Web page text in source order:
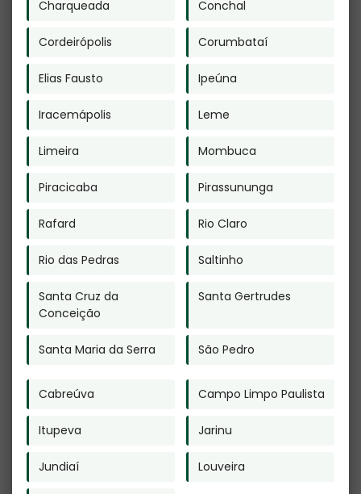
Charqueada Conchal
Cordeirópolis Corumbataí
Elias Fausto Ipeúna
Iracemápolis Leme
Limeira Mombuca
Piracicaba Pirassununga
Rafard Rio Claro
Rio das Pedras Saltinho
Santa Cruz da
Conceição
Santa Gertrudes
Santa Maria da Serra São Pedro
Cabreúva Campo Limpo Paulista
Itupeva Jarinu
Jundiaí Louveira
Crematório
do Limão
Plano Funerário
para Pets em
Plano Funerário
no Morumbi
Funeraria Pet na
Crematório no